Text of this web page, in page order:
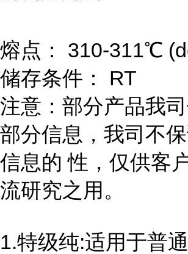
熔点： 310-311℃
储存条件： RT
注意：部分产品我
部分信息，我司不
信息的 性，仅供客
流研究之用。
1.特级纯:适用于普